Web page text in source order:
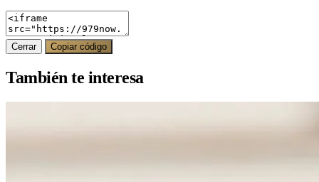
Cerrar Copiar código
También te interesa